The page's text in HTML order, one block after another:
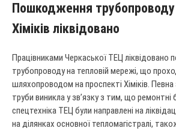
Пошкодження трубопроводу
Хіміків ліквідовано
Працівниками Черкаської ТЕЦ ліквідовано
трубопроводу на тепловій мережі, що
шляхопроводом на проспекті Хіміків.
труби виникла у зв’язку з тим, що ремонтні
спецтехніка ТЕЦ були направлені на
на ділянках основної тепломагістралі,